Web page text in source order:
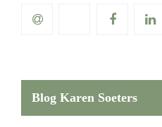
Blog Karen Soeters